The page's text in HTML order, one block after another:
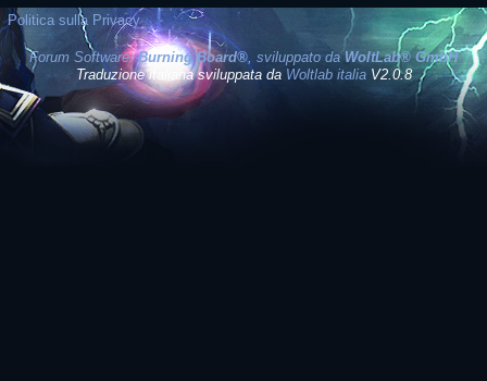
Politica sulla Privacy
Forum Software:Burning Board®, sviluppato daWoltLab® GmbH
Traduzione italiana sviluppata da Woltlab italiaV2.0.8